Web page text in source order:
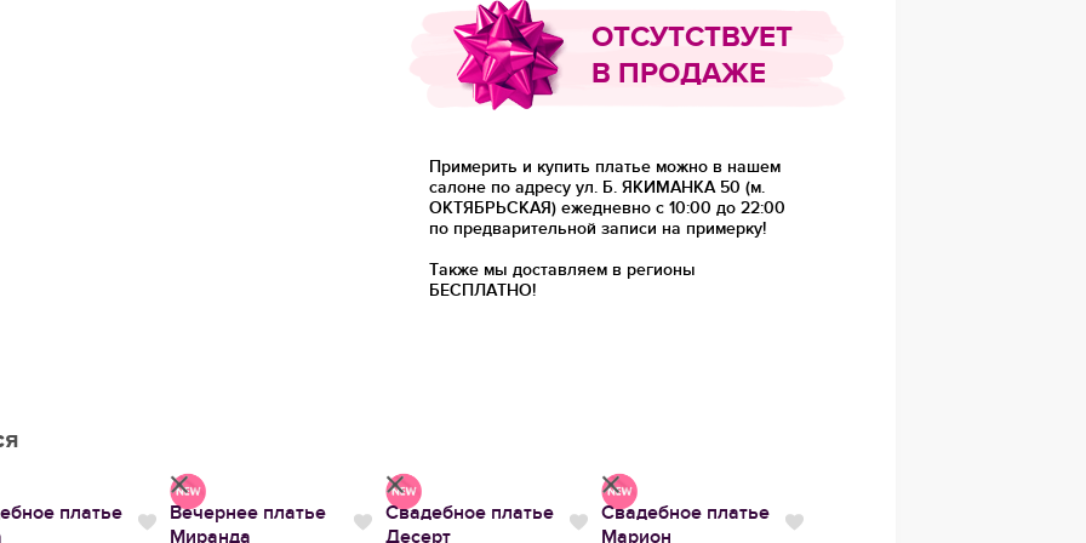
ОТСУТСТВУЕТ
В ПРОДАЖЕ
Примерить и купить платье можно в нашем
салоне по адресу ул. Б. ЯКИМАНКА 50 (м.
ОКТЯБРЬСКАЯ) ежедневно с 10:00 до 22:00
по предварительной записи на примерку!
Также мы доставляем в регионы
БЕСПЛАТНО!
платье
Нравится
Вечернее платье
Миранда
Нравится
Свадебное платье
Десерт
Нравится
Свадебное платье
Марион